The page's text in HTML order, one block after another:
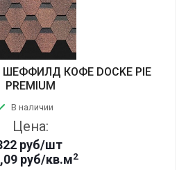
ШЕФФИЛД КОФЕ DOCKE PIE
PREMIUM
В наличии
Цена:
руб/шт
руб/кв.м2